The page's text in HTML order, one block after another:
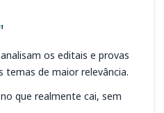
analisam os editais e provas
temas de maior relevância.
no que realmente cai, sem